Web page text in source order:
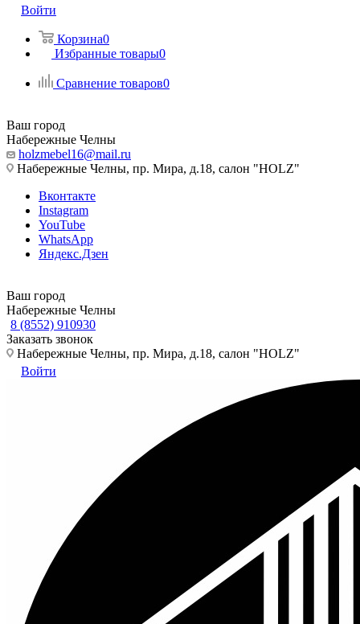
Войти
Корзина0
Избранные товары0
Сравнение товаров0
Ваш город
Набережные Челны
holzmebel16@mail.ru
Набережные Челны, пр. Мира, д.18, салон "HOLZ"
Вконтакте
Instagram
YouTube
WhatsApp
Яндекс.Дзен
Ваш город
Набережные Челны
8 (8552) 910930
Заказать звонок
Набережные Челны, пр. Мира, д.18, салон "HOLZ"
Войти